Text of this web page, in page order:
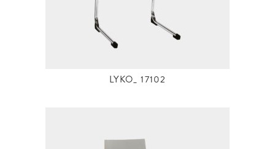
LYKO_ 17102